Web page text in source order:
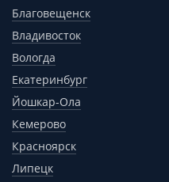
Благовещенск
Владивосток
Вологда
Екатеринбург
Йошкар-Ола
Кемерово
Красноярск
Липецк